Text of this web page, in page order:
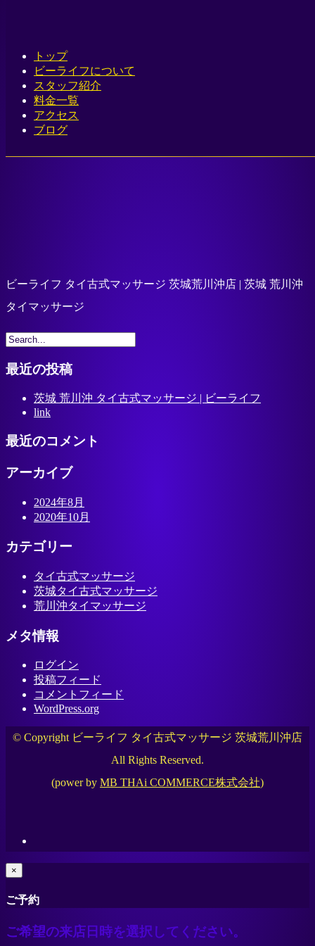
Toggle navigation
トップ
ビーライフについて
スタッフ紹介
料金一覧
アクセス
ブログ
ビーライフ タイ古式マッサージ 茨城荒川沖店 | 茨城 荒川沖
タイマッサージ
最近の投稿
茨城 荒川沖 タイ古式マッサージ | ビーライフ
link
最近のコメント
アーカイブ
2024年8月
2020年10月
カテゴリー
タイ古式マッサージ
茨城タイ古式マッサージ
荒川沖タイマッサージ
メタ情報
ログイン
投稿フィード
コメントフィード
WordPress.org
© Copyright ビーライフ タイ古式マッサージ 茨城荒川沖店
All Rights Reserved.
(power by MB THAi COMMERCE株式会社)
×
ご予約
ご希望の来店日時を選択してください。